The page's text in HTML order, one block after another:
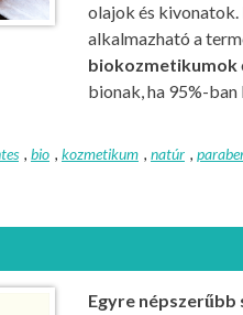
olajok és kivonatok.
alkalmazható a
biokozmetikumok
bionak, ha 95%-
, bio , kozmetikum , natúr ,
Egyre népszerűbb